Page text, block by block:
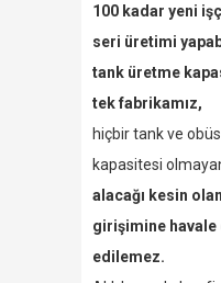
100 kadar yeni
seri üretimi
tank üretme
tek fabrikamız,
hiçbir tank ve
kapasitesi
alacağı kesin
girişimine havale
edilemez.